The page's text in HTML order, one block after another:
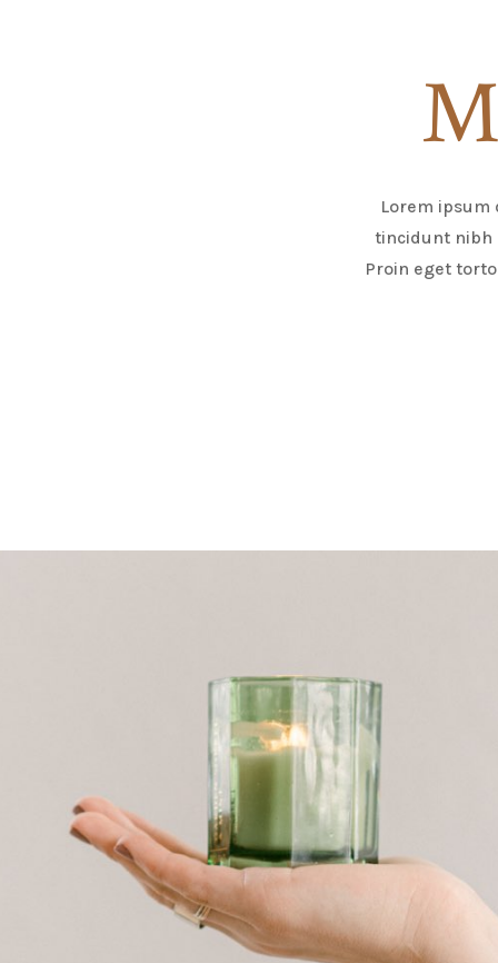
Lorem
tincidunt nibh
Proin eget